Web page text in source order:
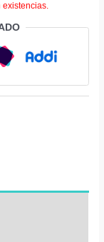
existencias.